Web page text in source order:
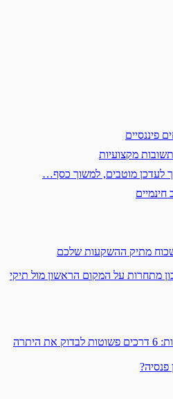
לעדכן מוטבים, למשוך כסף…
מתיק ההשקעות שלכם
מתחרות על המקום הראשון מול תיקי
בירור יתרה בקרן השתלמות: 6 דרכים פשוטות לבדוק את היתרה
פנסיה?